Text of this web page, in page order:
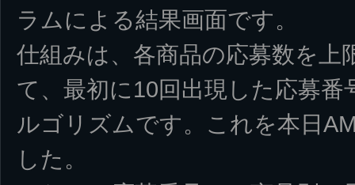
ラムによる結果画面です。
仕組みは、各商品の応募数を上
て、最初に10回出現した応募
ルゴリズムです。これを本日
した。